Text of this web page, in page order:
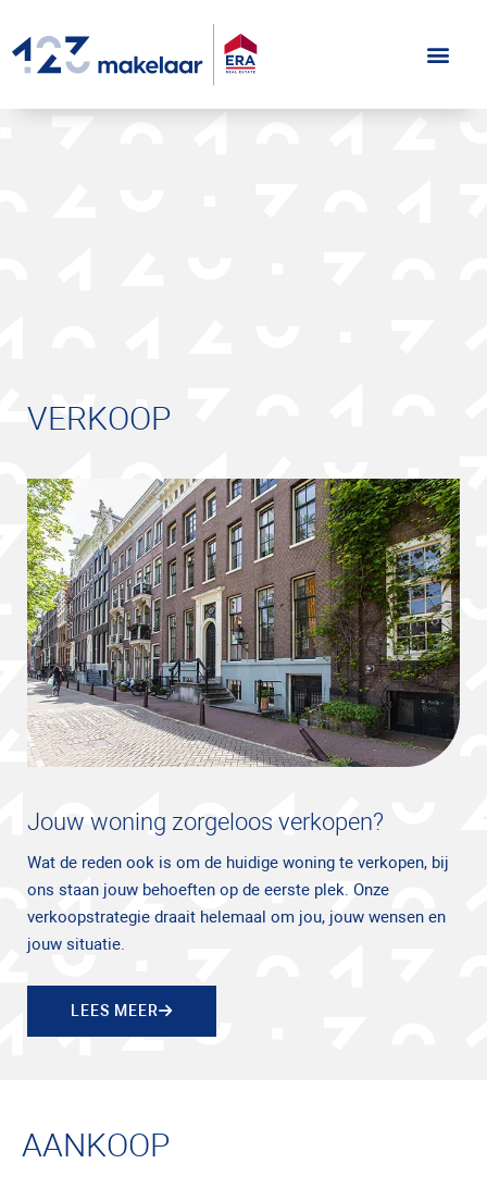
VERKOOP
Jouw woning zorgeloos verkopen?
Wat de reden ook is om de huidige woning te verkopen, bij
ons staan jouw behoeften op de eerste plek. Onze
verkoopstrategie draait helemaal om jou, jouw wensen en
jouw situatie.
LEES MEER
AANKOOP